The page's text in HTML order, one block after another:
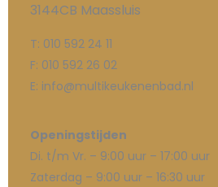
3144CB Maassluis
T: 010 592 24 11
F: 010 592 26 02
E: info@multikeukenenbad.nl
Openingstijden
Di. t/m Vr. – 9:00 uur – 17:00 uur
Zaterdag – 9:00 uur – 16:30 uur